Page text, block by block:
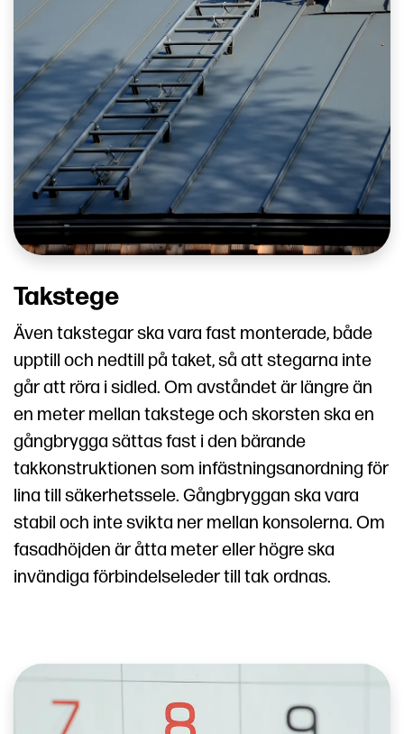
Takstege
Även takstegar ska vara fast monterade, både
upptill och nedtill på taket, så att stegarna inte
går att röra i sidled. Om avståndet är längre än
en meter mellan takstege och skorsten ska en
gångbrygga sättas fast i den bärande
takkonstruktionen som infästningsanordning för
lina till säkerhetssele. Gångbryggan ska vara
stabil och inte svikta ner mellan konsolerna. Om
fasadhöjden är åtta meter eller högre ska
invändiga förbindelseleder till tak ordnas.